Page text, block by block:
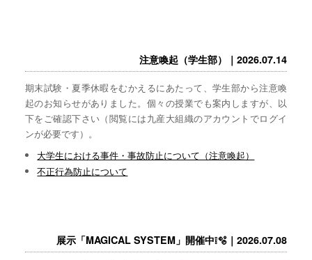
注意喚起（学生部）｜2026.07.14
期末試験・夏季休暇をむかえるにあたって、学生部から注意喚
起のお知らせがありました。個々の授業でも案内しますが、以
下をご確認下さい（閲覧には九産大組織のアカウントでログイ
ンが必要です）。
大学生における事件・事故防止について（注意喚起）
不正行為防止について
展示「MAGICAL SYSTEM」開催中❕🫧｜2026.07.08